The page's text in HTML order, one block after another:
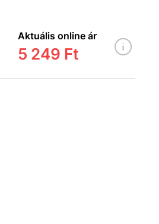
Aktuális online ár
5 249 Ft